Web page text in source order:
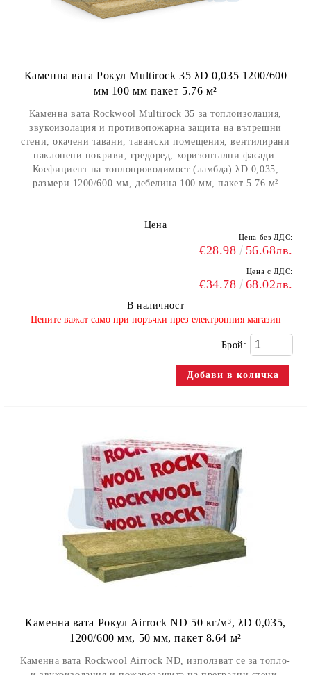
Каменна вата Рокул Multirock 35 λD 0,035 1200/600
мм 100 мм пакет 5.76 м²
Каменна вата Rockwool Multirock 35 за топлоизолация,
звукоизолация и противопожарна защита на вътрешни
стени, окачени тавани, тавански помещения, вентилирани
наклонени покриви, гредоред, хоризонтални фасади.
Коефициент на топлопроводимост (ламбда) λD 0,035,
размери 1200/600 мм, дебелина 100 мм, пакет 5.76 м²
Цена
Цена без ДДС:
€28.98 56.68лв.
Цена с ДДС:
€34.78 68.02лв.
В наличност
​Цените важат само при поръчки през електронния магазин
Брой:
Каменна вата Рокул Airrock ND 50 кг/м³, λD 0,035,
1200/600 мм, 50 мм, пакет 8.64 м²
Каменна вата Rockwool Airrock ND, използват се за топло-